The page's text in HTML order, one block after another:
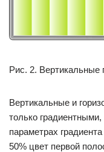
Рис. 2. Вертикальные
Вертикальные и
только
параметрах
50% цвет первой